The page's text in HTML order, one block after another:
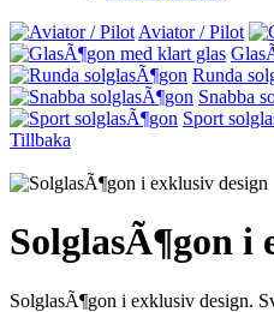
Aviator / Pilot
Runda
Snabba
Sport
Tillbaka
SolglasÃ¶gon i
SolglasÃ¶gon i exklusiv design.